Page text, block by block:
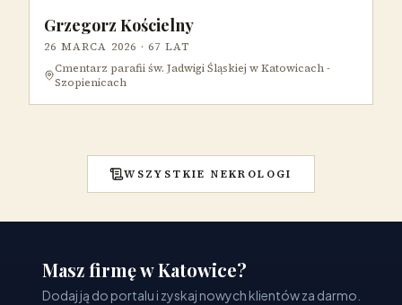
Grzegorz Kościelny
26 MARCA 2026 · 67 LAT
Cmentarz parafii św. Jadwigi Śląskiej w Katowicach -
Szopienicach
WSZYSTKIE NEKROLOGI
Masz firmę w Katowice?
Dodaj ją do portalu i zyskaj nowych klientów za darmo.